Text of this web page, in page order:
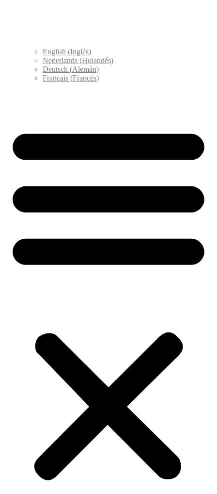
English (Inglés)
Nederlands (Holandés)
Deutsch (Alemán)
Français (Francés)